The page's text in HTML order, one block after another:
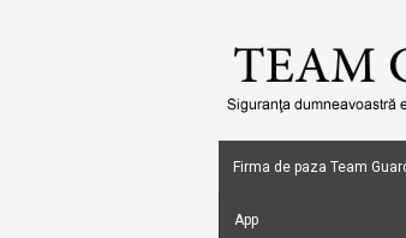
Firma de paza Team
App